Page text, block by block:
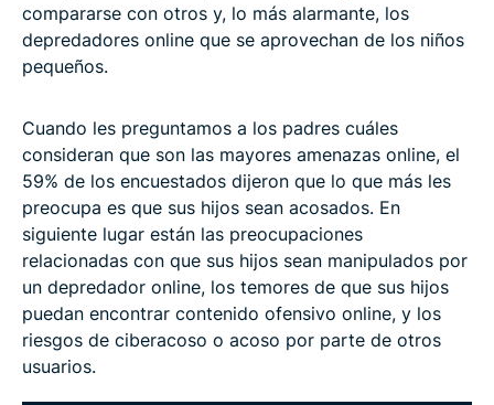
compararse con otros y, lo más alarmante, los
depredadores online que se aprovechan de los niños
pequeños.
Cuando les preguntamos a los padres cuáles
consideran que son las mayores amenazas online, el
59% de los encuestados dijeron que lo que más les
preocupa es que sus hijos sean acosados. En
siguiente lugar están las preocupaciones
relacionadas con que sus hijos sean manipulados por
un depredador online, los temores de que sus hijos
puedan encontrar contenido ofensivo online, y los
riesgos de ciberacoso o acoso por parte de otros
usuarios.